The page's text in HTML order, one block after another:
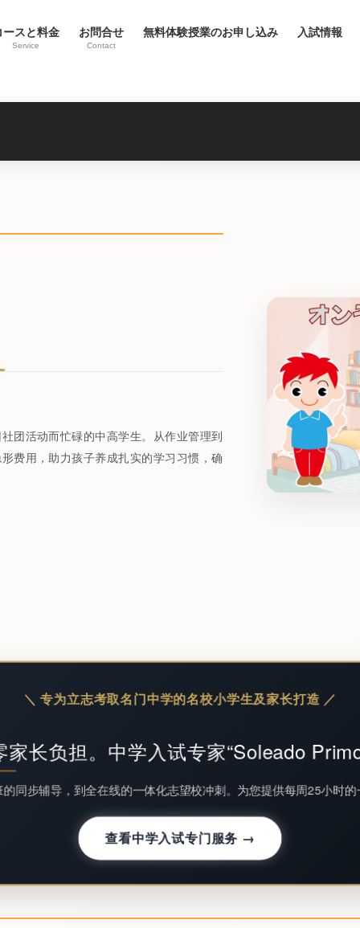
ースと料金
Service
お問合せ
Contact
無料体験授業のお申し込み 入試情報
团活动而忙碌的中高学生。从作业管理到
费用，助力孩子养成扎实的学习习惯，确
＼ 专为立志考取名门中学的名校小学生及家长打造 ／
家长负担。中学入试专家“Soleado
同步辅导，到全在线的一体化志望校冲刺。为您提供每周25小时
查看中学入试专门服务 →